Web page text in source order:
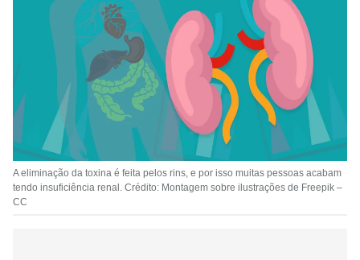
A eliminação da toxina é feita pelos rins, e por isso muitas pessoas acabam
tendo insuficiência renal. Crédito: Montagem sobre ilustrações de Freepik –
CC